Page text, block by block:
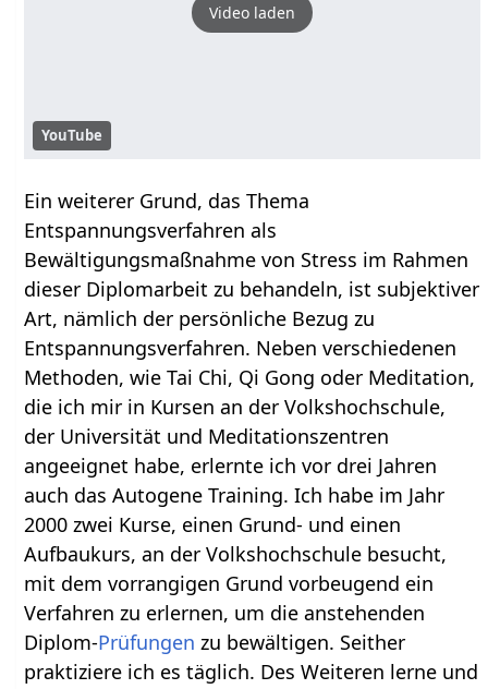
Video laden
YouTube
Ein weiterer Grund, das Thema
Entspannungsverfahren als
Bewältigungsmaßnahme von Stress im Rahmen
dieser Diplomarbeit zu behandeln, ist subjektiver
Art, nämlich der persönliche Bezug zu
Entspannungsverfahren. Neben verschiedenen
Methoden, wie Tai Chi, Qi Gong oder Meditation,
die ich mir in Kursen an der Volkshochschule,
der Universität und Meditationszentren
angeeignet habe, erlernte ich vor drei Jahren
auch das Autogene Training. Ich habe im Jahr
2000 zwei Kurse, einen Grund- und einen
Aufbaukurs, an der Volkshochschule besucht,
mit dem vorrangigen Grund vorbeugend ein
Verfahren zu erlernen, um die anstehenden
Diplom-Prüfungen zu bewältigen. Seither
praktiziere ich es täglich. Des Weiteren lerne und